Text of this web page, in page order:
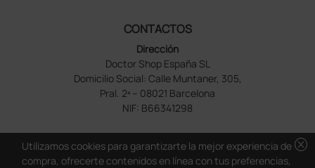
CONTACTOS
Dirección
Doctor Shop España SL
Domicilio Social: Calle Muntaner, 305,
Pral. 2ª – 08021 Barcelona
NIF: B66341298
cancel
Utilizamos cookies para garantizarte la mejor experiencia de
compra, ofrecerte contenidos en línea con tus preferencias,